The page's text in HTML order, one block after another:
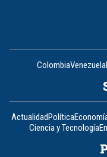
ColombiaVenezuela
ActualidadPolítica
Ciencia y Tecnología